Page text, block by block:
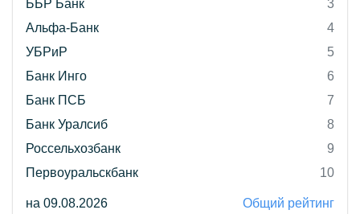
ББР Банк
3
Альфа-Банк
4
УБРиР
5
Банк Инго
6
Банк ПСБ
7
Банк Уралсиб
8
Россельхозбанк
9
Первоуральскбанк
10
на 09.08.2026 Общий рейтинг